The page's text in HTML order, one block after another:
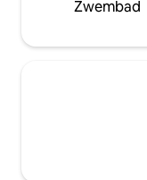
Zwembad